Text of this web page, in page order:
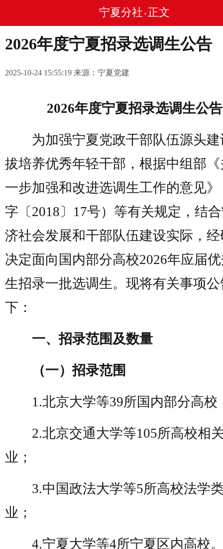
宁夏分社 • 正文
2026年度宁夏招录选调生公告
2025-10-24 15:55:19 来源：宁夏党建
2026年度宁夏招录选调生公告
为加强宁夏党政干部队伍源头建
拔培养优秀年轻干部，根据中组部
一步加强和改进选调生工作的意见
字〔2018〕17号）等有关规定，结
济社会发展和干部队伍建设实际，
决定面向国内部分高校2026年应届
生招录一批选调生。现将有关事项
下：
一、招录范围及数量
（一）招录范围
1.北京大学等39所国内部分高校
2.北京交通大学等105所高校相
业；
3.中国政法大学等5所高校法学
业；
4.宁夏大学等4所宁夏区内高校